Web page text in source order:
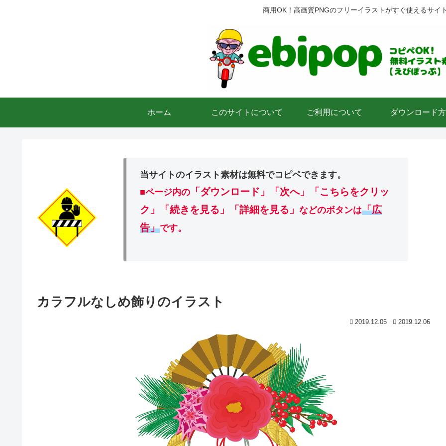
商用OK！高画質PNGのフリーイラストがすぐ使えるサイ
ホーム このサイトについて ご利用について ダウンロード
当サイトのイラスト素材は無料でコピペできます。
■ページ内の 「ダウンロード」
「次へ」「こちらをクリッ
ク」「続きを見る」「詳細を見る」などのボタンは「広
告」です。
カラフルなしめ飾りのイラスト
2019.12.05 2019.12.06